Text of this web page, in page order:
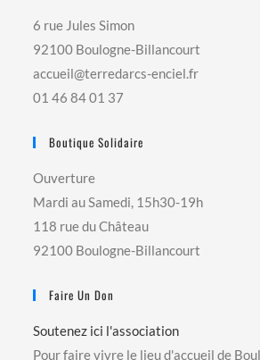
6 rue Jules Simon
92100 Boulogne-Billancourt
accueil@terredarcs-enciel.fr
01 46 84 01 37
Boutique Solidaire
Ouverture
Mardi au Samedi, 15h30-19h
118 rue du Château
92100 Boulogne-Billancourt
Faire Un Don
Soutenez ici l'association
Pour faire vivre le lieu d'accueil de